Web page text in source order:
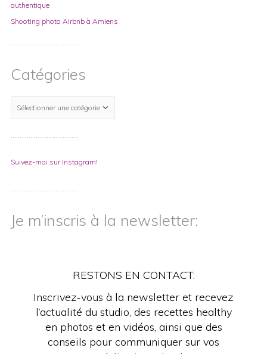
authentique
Shooting photo Airbnb à Amiens
………………………………..
Catégories
………………………………..
Suivez-moi sur Instagram!
………………………………..
Je m’inscris à la newsletter:
RESTONS EN CONTACT:
Inscrivez-vous à la newsletter et recevez
l’actualité du studio, des recettes healthy
en photos et en vidéos, ainsi que des
conseils pour communiquer sur vos